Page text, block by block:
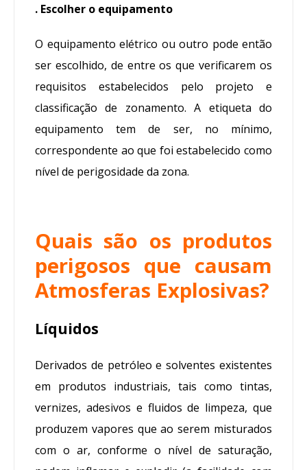
. Escolher o equipamento
O equipamento elétrico ou outro pode então
ser escolhido, de entre os que verificarem os
requisitos estabelecidos pelo projeto e
classificação de zonamento. A etiqueta do
equipamento tem de ser, no mínimo,
correspondente ao que foi estabelecido como
nível de perigosidade da zona.
Quais são os produtos
perigosos que causam
Atmosferas Explosivas?
Líquidos
Derivados de petróleo e solventes existentes
em produtos industriais, tais como tintas,
vernizes, adesivos e fluidos de limpeza, que
produzem vapores que ao serem misturados
com o ar, conforme o nível de saturação,